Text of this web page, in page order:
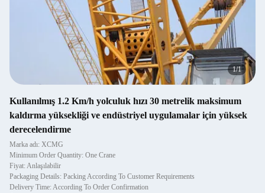
1/1
Kullanılmış 1.2 Km/h yolculuk hızı 30 metrelik maksimum
kaldırma yüksekliği ve endüstriyel uygulamalar için yüksek
derecelendirme
Marka adı: XCMG
Minimum Order Quantity: One Crane
Fiyat: Anlaşılabilir
Packaging Details: Packing According To Customer Requirements
Delivery Time: According To Order Confirmation